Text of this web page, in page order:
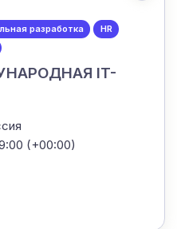
разработка
HR
IT-
(+00:00)